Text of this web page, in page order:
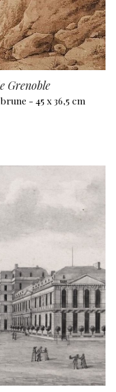
Grenoble
- 45 x 36,5 cm